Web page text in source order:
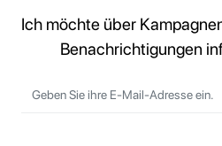
Ich möchte über
Benachrichtigungen